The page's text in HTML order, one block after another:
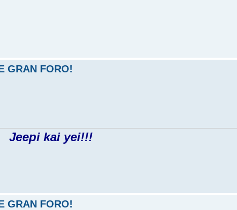
GRAN FORO!
Jeepi kai yei!!!
GRAN FORO!